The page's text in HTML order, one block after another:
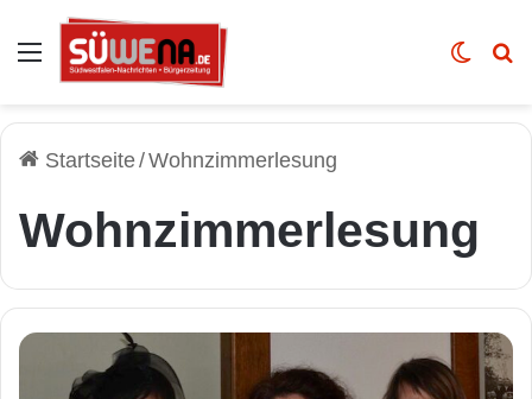
Auswahl Skin
Startseite/Wohnzimmerlesung
Wohnzimmerlesung